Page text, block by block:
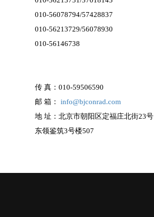
010-56078794/57428837
010-56213729/56078930
010-56146738
传 真： 010-59506590
邮 箱： info@bjconrad.com
地 址：北京市朝阳区定福庄北街23号
东领鉴筑3号楼507